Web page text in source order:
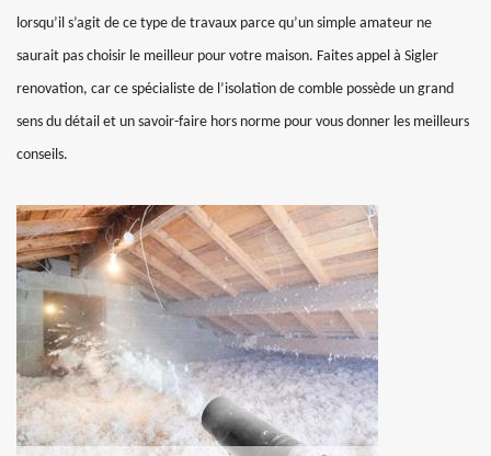
lorsqu’il s’agit de ce type de travaux parce qu’un simple amateur ne
saurait pas choisir le meilleur pour votre maison. Faites appel à Sigler
renovation, car ce spécialiste de l’isolation de comble possède un grand
sens du détail et un savoir-faire hors norme pour vous donner les meilleurs
conseils.